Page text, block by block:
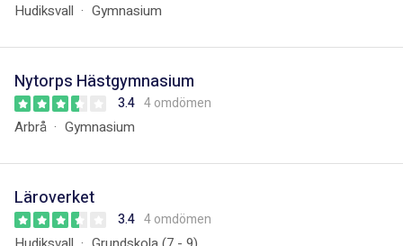
Hudiksvall Gymnasium
Nytorps Hästgymnasium
3.4 4 omdömen
Arbrå Gymnasium
Läroverket
3.4 4 omdömen